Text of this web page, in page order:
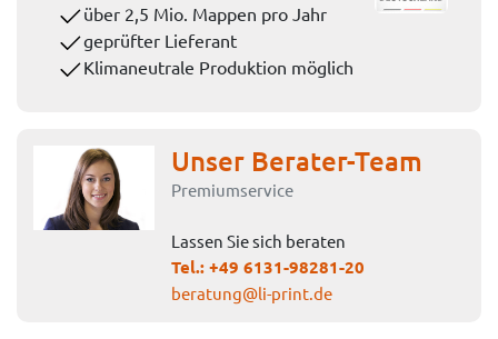
über 2,5 Mio. Mappen pro Jahr
geprüfter Lieferant
Klimaneutrale Produktion möglich
Unser Berater-Team
Premiumservice
Lassen Sie sich beraten
Tel.:+49 6131-98281-20
beratung@li-print.de